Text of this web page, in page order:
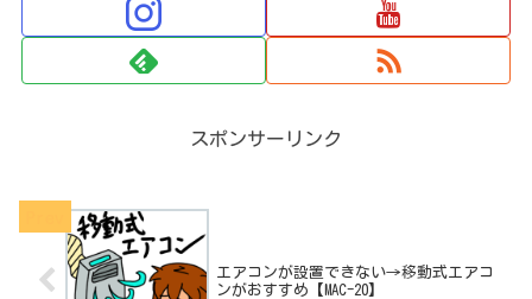
スポンサーリンク
エアコンが設置できない→移動式エアコ
ンがおすすめ【MAC-20】